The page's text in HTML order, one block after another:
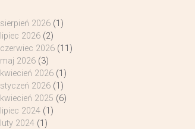
sierpień 2026(1)
lipiec 2026(2)
czerwiec 2026(11)
maj 2026(3)
kwiecień 2026(1)
styczeń 2026(1)
kwiecień 2025 (6)
lipiec 2024(1)
luty 2024(1)